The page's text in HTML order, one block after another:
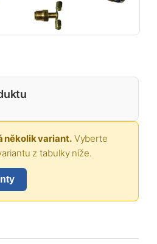
několik variant.Vyberte
z tabulky níže.